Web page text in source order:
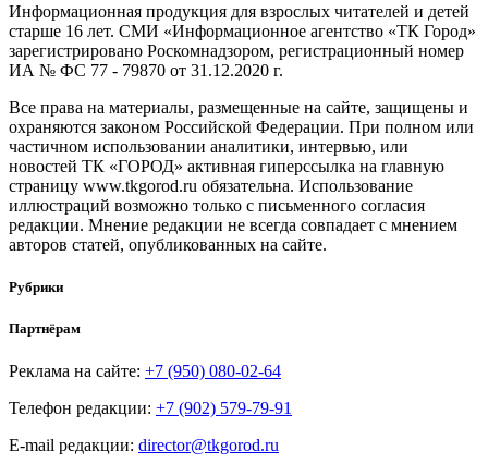
Информационная продукция для взрослых читателей и детей
старше 16 лет. СМИ «Информационное агентство «ТК Город»
зарегистрировано Роскомнадзором, регистрационный номер
ИА № ФС 77 - 79870 от 31.12.2020 г.
Все права на материалы, размещенные на сайте, защищены и
охраняются законом Российской Федерации. При полном или
частичном использовании аналитики, интервью, или
новостей ТК «ГОРОД» активная гиперссылка на главную
страницу www.tkgorod.ru обязательна. Использование
иллюстраций возможно только с письменного согласия
редакции. Мнение редакции не всегда совпадает с мнением
авторов статей, опубликованных на сайте.
Рубрики
Партнёрам
Реклама на сайте: +7 (950) 080-02-64
Телефон редакции: +7 (902) 579-79-91
E-mail редакции: director@tkgorod.ru